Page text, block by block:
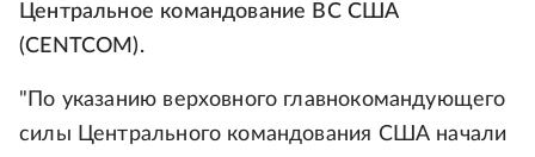
Центральное командование ВС США
(CENTCOM).
"По указанию верховного главнокомандующего
силы Центрального командования США начали